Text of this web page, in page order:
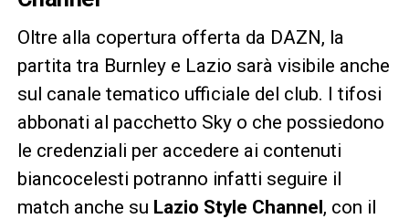
Oltre alla copertura offerta da DAZN, la
partita tra Burnley e Lazio sarà visibile anche
sul canale tematico ufficiale del club. I tifosi
abbonati al pacchetto Sky o che possiedono
le credenziali per accedere ai contenuti
biancocelesti potranno infatti seguire il
match anche su Lazio Style Channel, con il